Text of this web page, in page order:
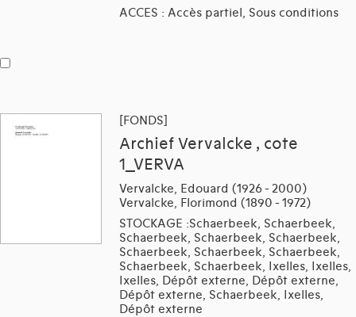
ACCES : Accès partiel, Sous conditions
[FONDS]
Archief Vervalcke , cote
1_VERVA
Vervalcke, Edouard (1926 - 2000)
Vervalcke, Florimond (1890 - 1972)
STOCKAGE :Schaerbeek, Schaerbeek,
Schaerbeek, Schaerbeek, Schaerbeek,
Schaerbeek, Schaerbeek, Schaerbeek,
Schaerbeek, Schaerbeek, Ixelles, Ixelles,
Ixelles, Dépôt externe, Dépôt externe,
Dépôt externe, Schaerbeek, Ixelles,
Dépôt externe